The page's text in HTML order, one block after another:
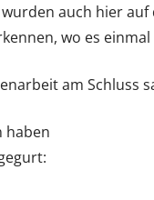
auch hier
wo es
am Schluss
haben